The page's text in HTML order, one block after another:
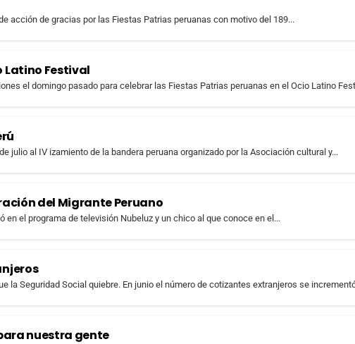
acción de gracias por las Fiestas Patrias peruanas con motivo del 189...
Latino Festival
el domingo pasado para celebrar las Fiestas Patrias peruanas en el Ocio Latino
julio al IV izamiento de la bandera peruana organizado por la Asociación cultural y...
del Migrante Peruano
el programa de televisión Nubeluz y un chico al que conoce en el...
la Seguridad Social quiebre. En junio el número de cotizantes extranjeros se
nuestra gente